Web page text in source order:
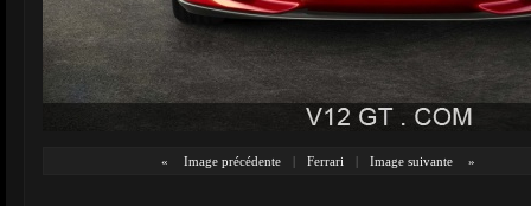
« Image précédente | Ferrari | Image suivante »